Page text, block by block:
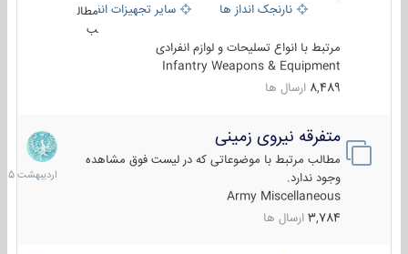
نارنجک انداز ها
سایر تجهیزات انفرادی
مطال
ب
مرتبط با انواع تسلیحات و لوازم انفرادی
Infantry Weapons & Equipment
8,489 ارسال ها
متفرقه نیروی زمینی
مطالب مرتبط با موضوعاتی که در لیست فوق مشاهده
وجود ندارد.
Army Miscellaneous
3,784 ارسال ها
27
1405